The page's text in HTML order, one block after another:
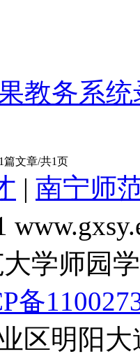
教务系
篇文章/共1页
| 南宁师
学师园
备
区明阳